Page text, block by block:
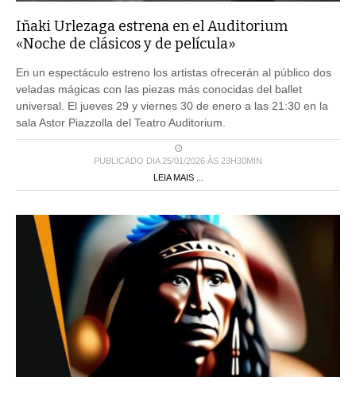
«Noche de clásicos y de película»
En un espectáculo estreno los artistas ofrecerán al público dos
veladas mágicas con las piezas más conocidas del ballet
universal. El jueves 29 y viernes 30 de enero a las 21:30 en la
sala Astor Piazzolla del Teatro Auditorium.
PUBLICADO DIA 25/01/2026 ÀS 23H30MIN
LEIA MAIS ...